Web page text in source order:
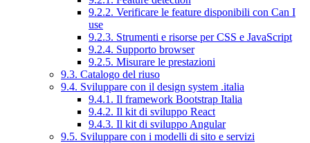
9.2.2. Verificare le feature disponibili con Can I
use
9.2.3. Strumenti e risorse per CSS e JavaScript
9.2.4. Supporto browser
9.2.5. Misurare le prestazioni
9.3. Catalogo del riuso
9.4. Sviluppare con il design system .italia
9.4.1. Il framework Bootstrap Italia
9.4.2. Il kit di sviluppo React
9.4.3. Il kit di sviluppo Angular
9.5. Sviluppare con i modelli di sito e servizi